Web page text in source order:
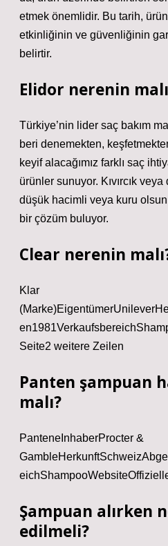
etmek önemlidir. Bu tarih,
etkinliğinin ve güvenliğinin
belirtir.
Elidor nerenin
Türkiye’nin lider saç bakım
beri denemekten,
keyif alacağımız farklı saç
ürünler sunuyor. Kıvırcık
düşük hacimli veya kuru
bir çözüm buluyor.
Clear nerenin
Klar
Seite2 weitere Zeilen
Panten şampuan
malı?
PanteneInhaberProcter &
Şampuan alırken
edilmeli?